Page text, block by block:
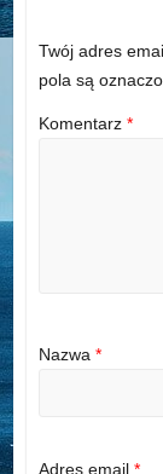
Twój adres
pola są
Komentarz *
Nazwa *
Adres email *